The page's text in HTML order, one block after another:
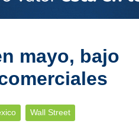
mayo, bajo
Wall Street